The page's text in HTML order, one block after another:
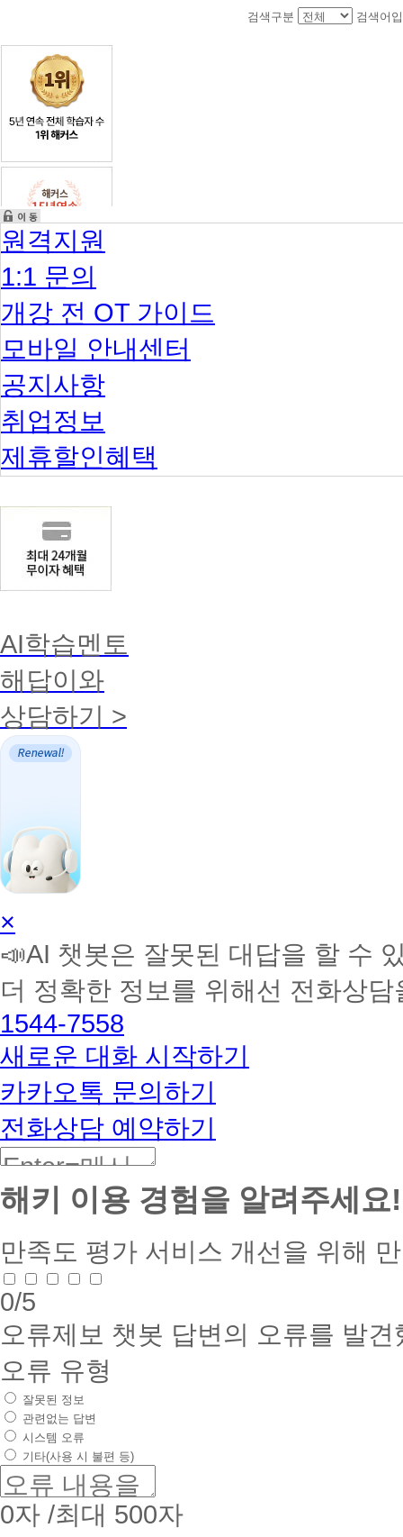
검색구분 검색어
원격지원
1:1 문의
개강 전 OT 가이드
모바일 안내센터
공지사항
취업정보
제휴할인혜택
AI학습멘토
해답이와
상담하기 >
AI
학
습
토
커
BETA
×
📣AI 챗봇은 잘못된 대답을 할 수
더 정확한 정보를 위해선 전화상
1544-7558
새로운 대화 시작하기
카카오톡 문의하기
전화상담 예약하기
해키 이용 경험을 알려주세요!
만족도 평가 서비스 개선을 위해
0/5
오류제보 챗봇 답변의 오류를 발
오류 유형
잘못된 정보
관련없는 답변
시스템 오류
기타(사용 시 불편 등)
0자 /최대 500자